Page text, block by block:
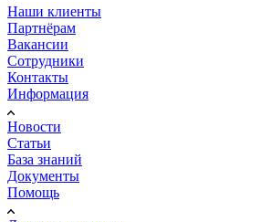
Наши клиенты
Партнёрам
Вакансии
Сотрудники
Контакты
Информация
Новости
Статьи
База знаний
Документы
Помощь